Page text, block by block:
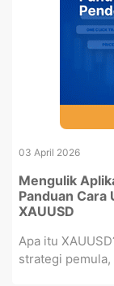
03 April 2026
Mengulik
Panduan Cara
XAUUSD
Apa itu
strategi